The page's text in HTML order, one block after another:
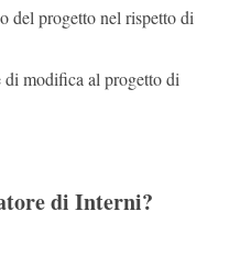
del progetto nel rispetto di
di modifica al progetto di
di Interni?